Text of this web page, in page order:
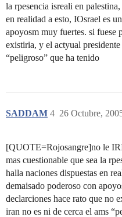
la rpesencia isreali en
en realidad a esto, IOsrael es
apoyosm muy fuertes. si fuese
existiria, y el actyual
“peligroso” que ha tenido
SADDAM 26 Octubre,
4
[QUOTE=Rojosangre]no le
mas cuestionable que sea la
halla naciones dispuestas en
demaisado poderoso con
declarciones hace rato que no
iran no es ni de cerca el ams